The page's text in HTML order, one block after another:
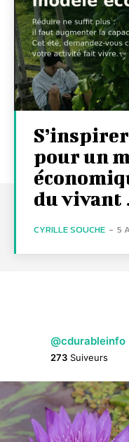
pour un
du vivant
CYRILLE SOUCHE - 5
@cdurableinfo
273 Suiveurs